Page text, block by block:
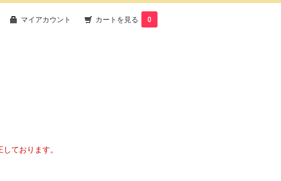
マイアカウント カートを見る 0
ております。